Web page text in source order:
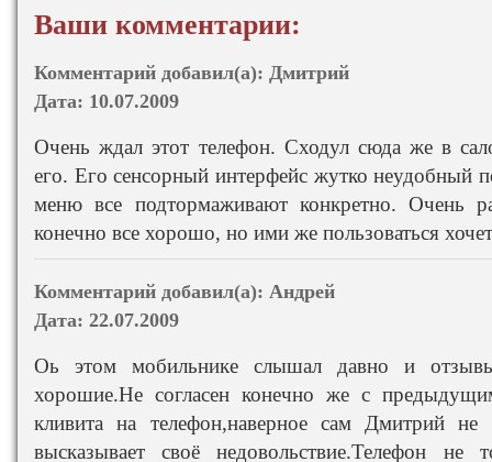
Ваши комментарии:
Комментарий добавил(а): Дмитрий
Дата: 10.07.2009
Очень ждал этот телефон. Сходул сюда же в
его. Его сенсорный интерфейс жутко неудобный
меню все подтормаживают конкретно. Очень
конечно все хорошо, но ими же пользоваться
Комментарий добавил(а): Андрей
Дата: 22.07.2009
Оь этом мобильнике слышал давно и
хорошие.Не согласен конечно же с
кливита на телефон,наверное сам Дмитрий
высказывает своё недовольствие.Телефон не